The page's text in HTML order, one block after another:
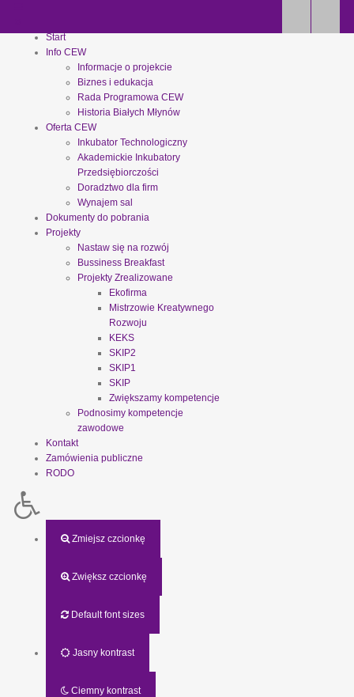
Start
Info CEW
Informacje o projekcie
Biznes i edukacja
Rada Programowa CEW
Historia Białych Młynów
Oferta CEW
Inkubator Technologiczny
Akademickie Inkubatory
Przedsiębiorczości
Doradztwo dla firm
Wynajem sal
Dokumenty do pobrania
Projekty
Nastaw się na rozwój
Bussiness Breakfast
Projekty Zrealizowane
Ekofirma
Mistrzowie Kreatywnego
Rozwoju
KEKS
SKIP2
SKIP1
SKIP
Zwiększamy kompetencje
Podnosimy kompetencje
zawodowe
Kontakt
Zamówienia publiczne
RODO
Zmiejsz czcionkę
Zwiększ czcionkę
Default font sizes
Jasny kontrast
Ciemny kontrast